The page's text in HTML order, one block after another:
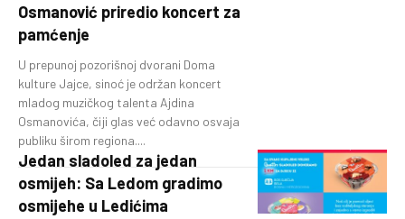
Osmanović priredio koncert za
pamćenje
U prepunoj pozorišnoj dvorani Doma
kulture Jajce, sinoć je održan koncert
mladog muzičkog talenta Ajdina
Osmanovića, čiji glas već odavno osvaja
publiku širom regiona....
Jedan sladoled za jedan
osmijeh: Sa Ledom gradimo
osmijehe u Ledićima